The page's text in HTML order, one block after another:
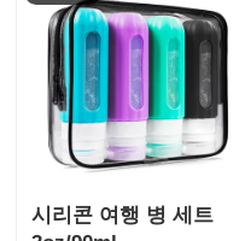
시리콘 여행 병 세트